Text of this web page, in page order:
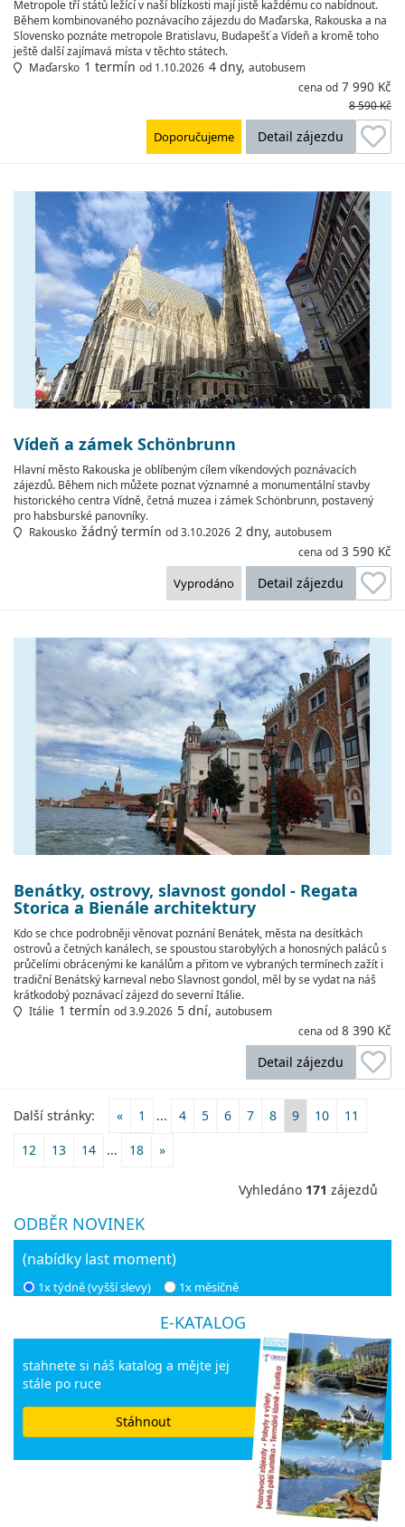
Metropole tří států ležící v naší blízkosti mají jistě každému co nabídnout.
Během kombinovaného poznávacího zájezdu do Maďarska, Rakouska a na
Slovensko poznáte metropole Bratislavu, Budapešť a Vídeň a kromě toho
ještě další zajímavá místa v těchto státech.
Maďarsko 1 termín od 1.10.2026 4 dny, autobusem
cena od 7 990 Kč
8 590 Kč
Detail zájezdu
Doporučujeme
Vídeň a zámek Schönbrunn
Hlavní město Rakouska je oblíbeným cílem víkendových poznávacích
zájezdů. Během nich můžete poznat významné a monumentální stavby
historického centra Vídně, četná muzea i zámek Schönbrunn, postavený
pro habsburské panovníky.
Rakousko žádný termín od 3.10.2026 2 dny, autobusem
cena od 3 590 Kč
Detail zájezdu
Vyprodáno
Benátky, ostrovy, slavnost gondol - Regata
Storica a Bienále architektury
Kdo se chce podrobněji věnovat poznání Benátek, města na desítkách
ostrovů a četných kanálech, se spoustou starobylých a honosných paláců s
průčelími obrácenými ke kanálům a přitom ve vybraných termínech zažít i
tradiční Benátský karneval nebo Slavnost gondol, měl by se vydat na náš
krátkodobý poznávací zájezd do severní Itálie.
Itálie 1 termín od 3.9.2026 5 dní, autobusem
cena od 8 390 Kč
Detail zájezdu
Další stránky: « 1 ... 4 5 6 7 8 9 10
11
12
13 14 ... 18 »
Vyhledáno 171 zájezdů
ODBĚR NOVINEK
(nabídky last moment)
1x týdně (vyšší slevy) 1x měsíčně
E-KATALOG
stahnete si náš katalog a mějte jej
stále po ruce
Stáhnout